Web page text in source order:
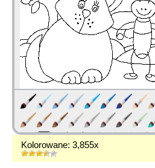
Kolorowane: 3,855x